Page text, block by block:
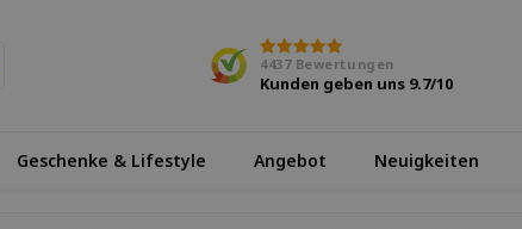
4437Bewertungen
Kunden geben uns 9.7/10
Geschenke & Lifestyle Angebot Neuigkeiten